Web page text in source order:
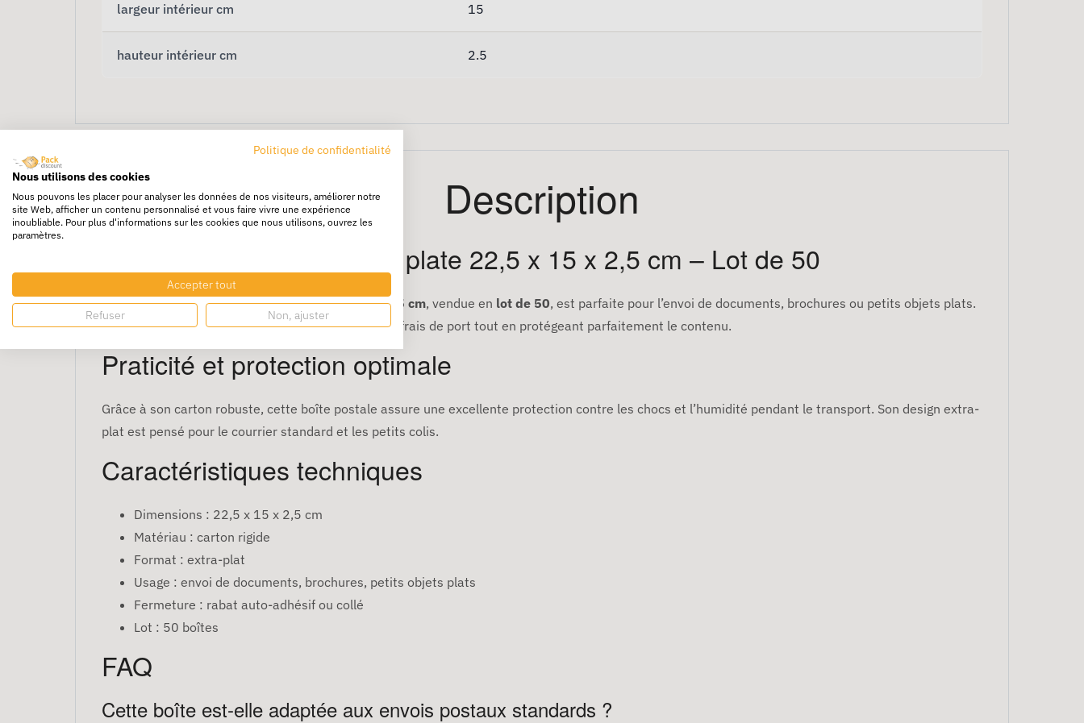
largeur intérieur cm 15
hauteur intérieur cm 2.5
Description
Boîte postale carton extra plate 22,5 x 15 x 2,5 cm – Lot de 50
Laboîte postale carton extra plate 22,5 x 15 x 2,5 cm, vendue en lot de 50, est parfaite pour l’envoi de documents, brochures ou petits objets plats.
Son format compact et léger permet de réduire les frais de port tout en protégeant parfaitement le contenu.
Praticité et protection optimale
Grâce à son carton robuste, cette boîte postale assure une excellente protection contre les chocs et l’humidité pendant le transport. Son design extra-
plat est pensé pour le courrier standard et les petits colis.
Caractéristiques techniques
Dimensions : 22,5 x 15 x 2,5 cm
Matériau : carton rigide
Format : extra-plat
Usage : envoi de documents, brochures, petits objets plats
Fermeture : rabat auto-adhésif ou collé
Lot : 50 boîtes
FAQ
Cette boîte est-elle adaptée aux envois postaux standards ?
Politique de confidentialité
Nous utilisons des cookies
Nous pouvons les placer pour analyser les données de nos visiteurs, améliorer notre
site Web, afficher un contenu personnalisé et vous faire vivre une expérience
inoubliable. Pour plus d'informations sur les cookies que nous utilisons, ouvrez les
paramètres.
Accepter tout
Refuser Non, ajuster